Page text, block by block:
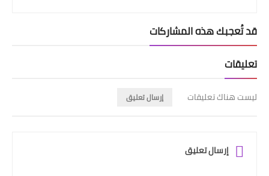
قد تُعجبك هذه المشاركات
تعليقات
ليست هناك تعليقات إرسال تعليق
إرسال تعليق